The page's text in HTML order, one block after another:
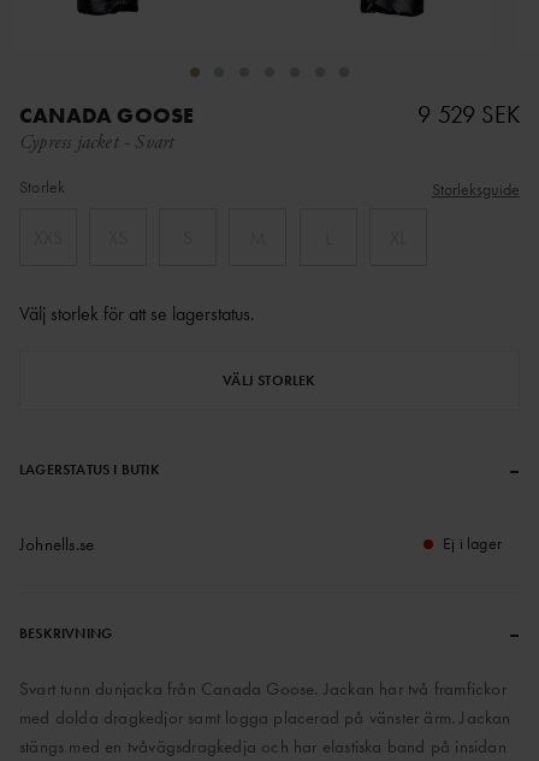
CANADA GOOSE
Cypress jacket - Svart
9 529 SEK
Storlek Storleksguide
Välj storlek för att se lagerstatus.
VÄLJ STORLEK
LAGERSTATUS I BUTIK –
Johnells.se Ej i lager
BESKRIVNING –
Svart tunn dunjacka från Canada Goose. Jackan har två framfickor
med dolda dragkedjor samt logga placerad på vänster ärm. Jackan
stängs med en tvåvägsdragkedja och har elastiska band på insidan